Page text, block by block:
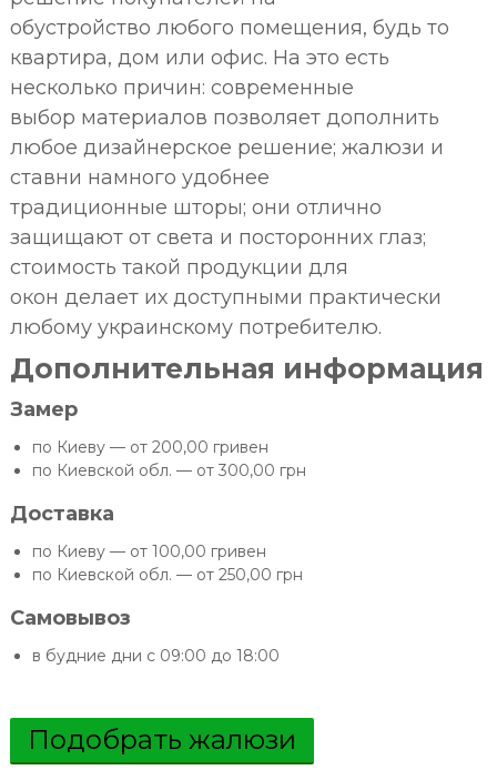
обустройство любого помещения, будь то
квартира, дом или офис. На это есть
несколько причин: современные
выбор материалов позволяет дополнить
любое дизайнерское решение; жалюзи и
ставни намного удобнее
традиционные шторы; они отлично
защищают от света и посторонних глаз;
стоимость такой продукции для
окон делает их доступными практически
любому украинскому потребителю.
Дополнительная информация
Замер
по Киеву — от 200,00 гривен
по Киевской обл. — от 300,00 грн
Доставка
по Киеву — от 100,00 гривен
по Киевской обл. — от 250,00 грн
Самовывоз
в будние дни с 09:00 до 18:00
Подобрать жалюзи